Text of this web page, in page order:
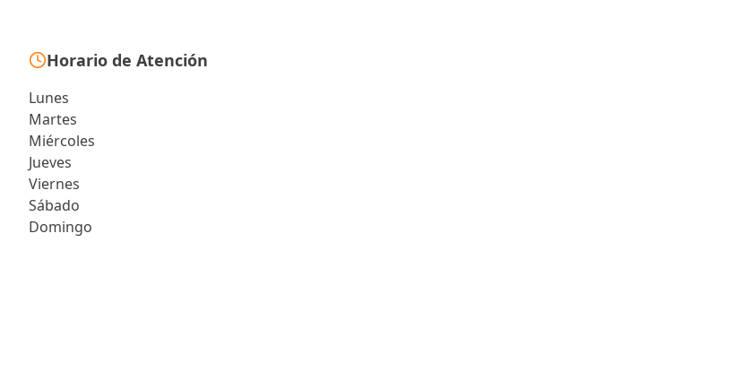
Horario de Atención
Lunes
Martes
Miércoles
Jueves
Viernes
Sábado
Domingo